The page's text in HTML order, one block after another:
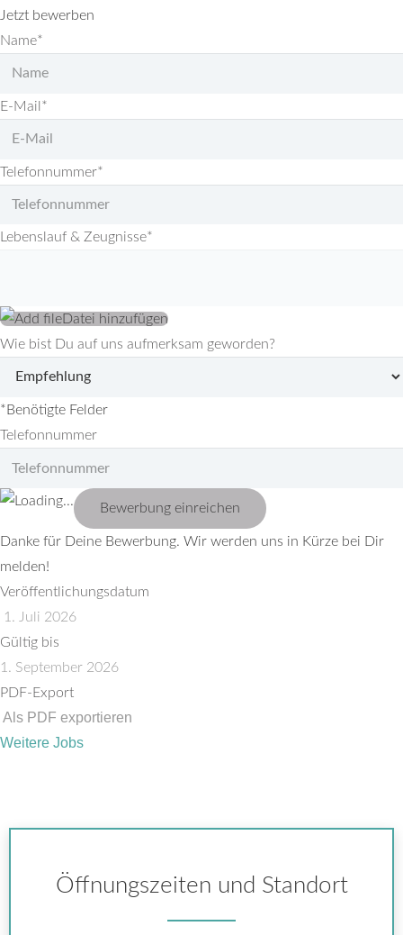
Jetzt bewerben
Name*
E-Mail *
Telefonnummer*
Lebenslauf & Zeugnisse*
Datei hinzufügen
Wie bist Du auf uns aufmerksam geworden?
*Benötigte Felder
Telefonnummer
Bewerbung einreichen
Danke für Deine Bewerbung. Wir werden uns in Kürze bei Dir
melden!
Veröffentlichungsdatum
1. Juli 2026
Gültig bis
1. September 2026
PDF-Export
Als PDF exportieren
Weitere Jobs
Öffnungszeiten und Standort